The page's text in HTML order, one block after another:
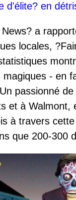
d'élite? en
a
locales,
- en
passionné
à
à travers
que 200-300